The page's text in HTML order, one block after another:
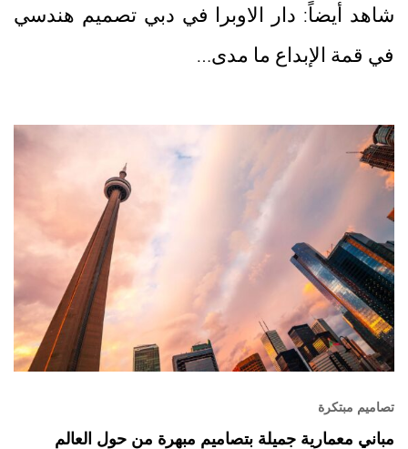
شاهد أيضاً: دار الاوبرا في دبي تصميم هندسي
في قمة الإبداع ما مدى…
تصاميم مبتكرة
مباني معمارية جميلة بتصاميم مبهرة من حول العالم